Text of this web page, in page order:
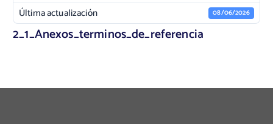
Última actualización 08/06/2026
2_1_Anexos_terminos_de_referencia